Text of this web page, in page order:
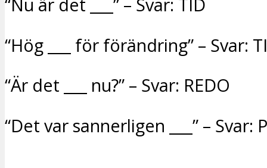
“Hög ___ för förändring” – Svar:
“Är det ___ nu?” – Svar: REDO
“Det var sannerligen ___” – Svar: